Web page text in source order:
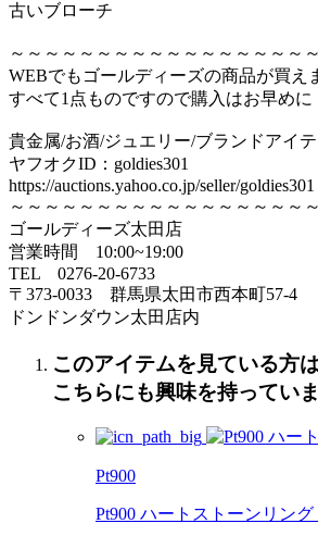
古いブローチ
～～～～～～～～～～～～～～～～～
WEBでもゴールディーズの商品が買え
すべて1点ものですので購入はお早めに
貴金属/お酒/ジュエリー/ブランドアイ
ヤフオクID：goldies301
https://auctions.yahoo.co.jp/seller/goldies301
～～～～～～～～～～～～～～～～～
ゴールディーズ太田店
営業時間 10:00~19:00
TEL 0276‐20‐6733
〒373‐0033 群馬県太田市西本町57‐4
ドンドンダウン太田店内
このアイテムを見ている方
こちらにも興味を持ってい
Pt900
Pt900 ハートストーンリン